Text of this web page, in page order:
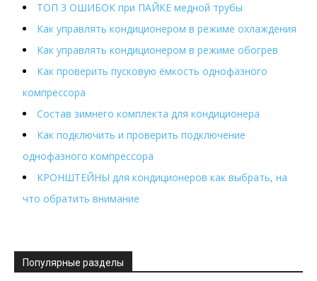
ТОП 3 ОШИБОК при ПАЙКЕ медной трубы
Как управлять кондиционером в режиме охлаждения
Как управлять кондиционером в режиме обогрев
Как проверить пусковую ёмкость однофазного
компрессора
Состав зимнего комплекта для кондиционера
Как подключить и проверить подключение
однофазного компрессора
КРОНШТЕЙНЫ для кондиционеров как выбрать, на
что обратить внимание
Популярные разделы